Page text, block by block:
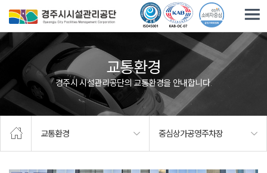
교통환경
경주시 시설관리공단의 교통환경을 안내합니다.
교통환경 중심상가공영주차장